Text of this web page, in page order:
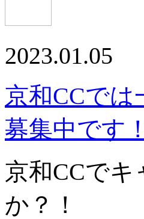
2023.01.05
京和CCで
募集中です！
京和CCで
か？！